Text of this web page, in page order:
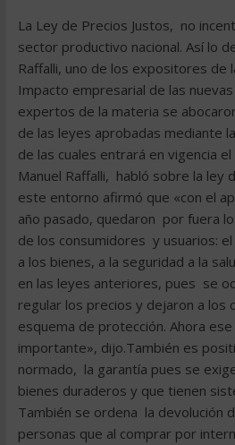
La Ley de Precios Justos, no
sector productivo nacional. Así lo
Raffalli, uno de los expositores de
Impacto empresarial de las
expertos de la materia se
de las leyes aprobadas mediante
de las cuales entrará en vigencia
Manuel Raffalli, habló sobre la ley
este entorno afirmó que «con el
año pasado, quedaron por fuera
de los consumidores y usuarios:
a los bienes, a la seguridad a la
en las leyes anteriores, pues se
regular los precios y dejaron a los
esquema de protección. Ahora
importante», dijo.También es
normado, la garantía pues se
bienes duraderos y que tienen
También se ordena la devolución
personas que al comprar por